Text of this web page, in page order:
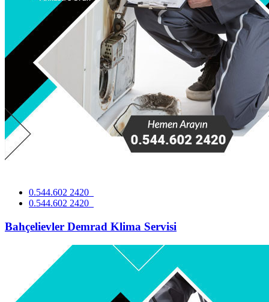
0.544.602 2420
0.544.602 2420
Bahçelievler Demrad Klima Servisi